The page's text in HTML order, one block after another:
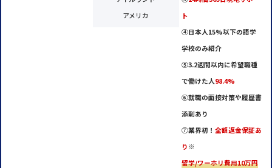
アメリカ
ト
④日本人15%以下の語学
学校のみ紹介
⑤3.2週間以内に希望職種
で働けた人 98.4%
⑥就職の面接対策や履歴書
添削あり
⑦業界初！ 全額返金保証あ
り ※
留学/ワーホリ費用10万円